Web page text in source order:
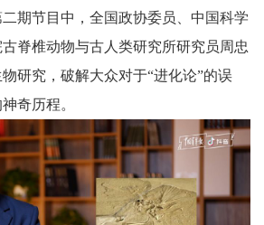
二期节目中，全国政协委员、中国科学
脊椎动物与古人类研究所研究员周忠
研究，破解大众对于“进化论”的误
奇历程。